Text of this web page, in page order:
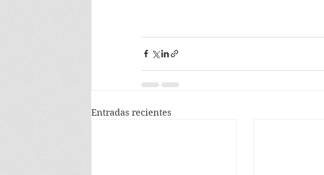
Entradas recientes